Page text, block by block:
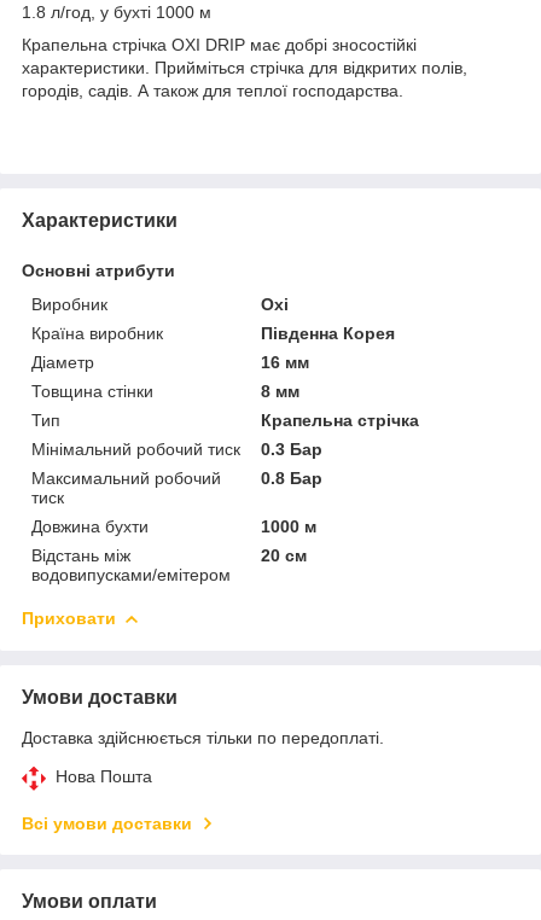
1.8 л/год, у бухті 1000 м
Крапельна стрічка OXI DRIP має добрі зносостійкі
характеристики. Прийміться стрічка для відкритих полів,
городів, садів. А також для теплої господарства.
Характеристики
Основні атрибути
Виробник
Oxi
Країна виробник
Південна Корея
Діаметр
16 мм
Товщина стінки
8 мм
Тип
Крапельна стрічка
Мінімальний робочий тиск
0.3 Бар
Максимальний робочий
тиск
0.8 Бар
Довжина бухти
1000 м
Відстань між
водовипусками/емітером
20 см
Приховати
Умови доставки
Доставка здійснюється тільки по передоплаті.
Нова Пошта
Всі умови доставки
Умови оплати